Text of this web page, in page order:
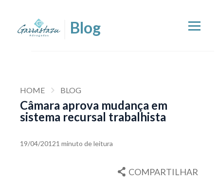
HOME BLOG
Câmara aprova mudança em
sistema recursal trabalhista
19/04/20121 minuto de leitura
COMPARTILHAR